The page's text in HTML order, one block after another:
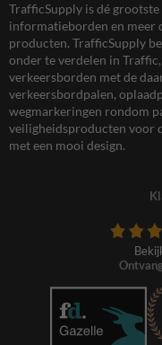
TrafficSupply is dé
informatieborden en meer
producten. TrafficSupply
onder te verdelen in
verkeersborden met de
verkeersbordpalen,
wegmarkeringen rondom
veiligheidsproducten voor
met een mooi design.